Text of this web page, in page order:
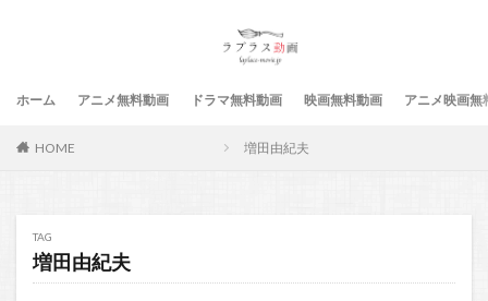
ホーム アニメ無料動画 ドラマ無料動画 映画無料動画 アニメ映画無
HOME 増田由紀夫
TAG
増田由紀夫